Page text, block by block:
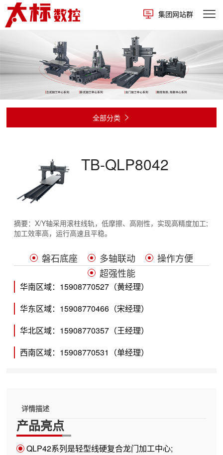
集团网站群
全部分类 
TB-QLP8042
摘要：X/Y轴采用滚柱线轨，低摩擦、高刚性，实现高精度加工;
加工效率高，运行高速且平稳。
磐石底座 多轴联动
操作方便
超强性能
华南区域：15908770527（黄经理）
华东区域：15908770466（宋经理）
华北区域：15908770357（王经理）
西南区域：15908770531（单经理）
详情描述
产品亮点
QLP42系列是轻型线硬复合龙门加工中心;